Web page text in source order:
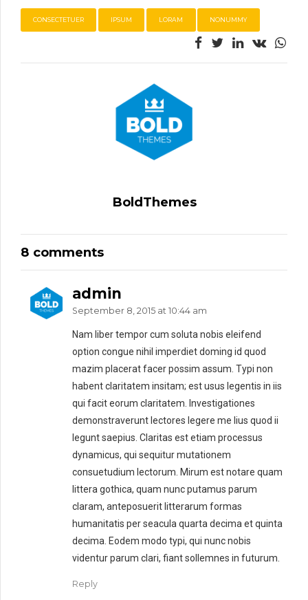
CONSECTETUER IPSUM LORAM NONUMMY
BoldThemes
8 comments
admin
September 8, 2015 at 10:44 am
Nam liber tempor cum soluta nobis eleifend
option congue nihil imperdiet doming id quod
mazim placerat facer possim assum. Typi non
habent claritatem insitam; est usus legentis in iis
qui facit eorum claritatem. Investigationes
demonstraverunt lectores legere me lius quod ii
legunt saepius. Claritas est etiam processus
dynamicus, qui sequitur mutationem
consuetudium lectorum. Mirum est notare quam
littera gothica, quam nunc putamus parum
claram, anteposuerit litterarum formas
humanitatis per seacula quarta decima et quinta
decima. Eodem modo typi, qui nunc nobis
videntur parum clari, fiant sollemnes in futurum.
Reply